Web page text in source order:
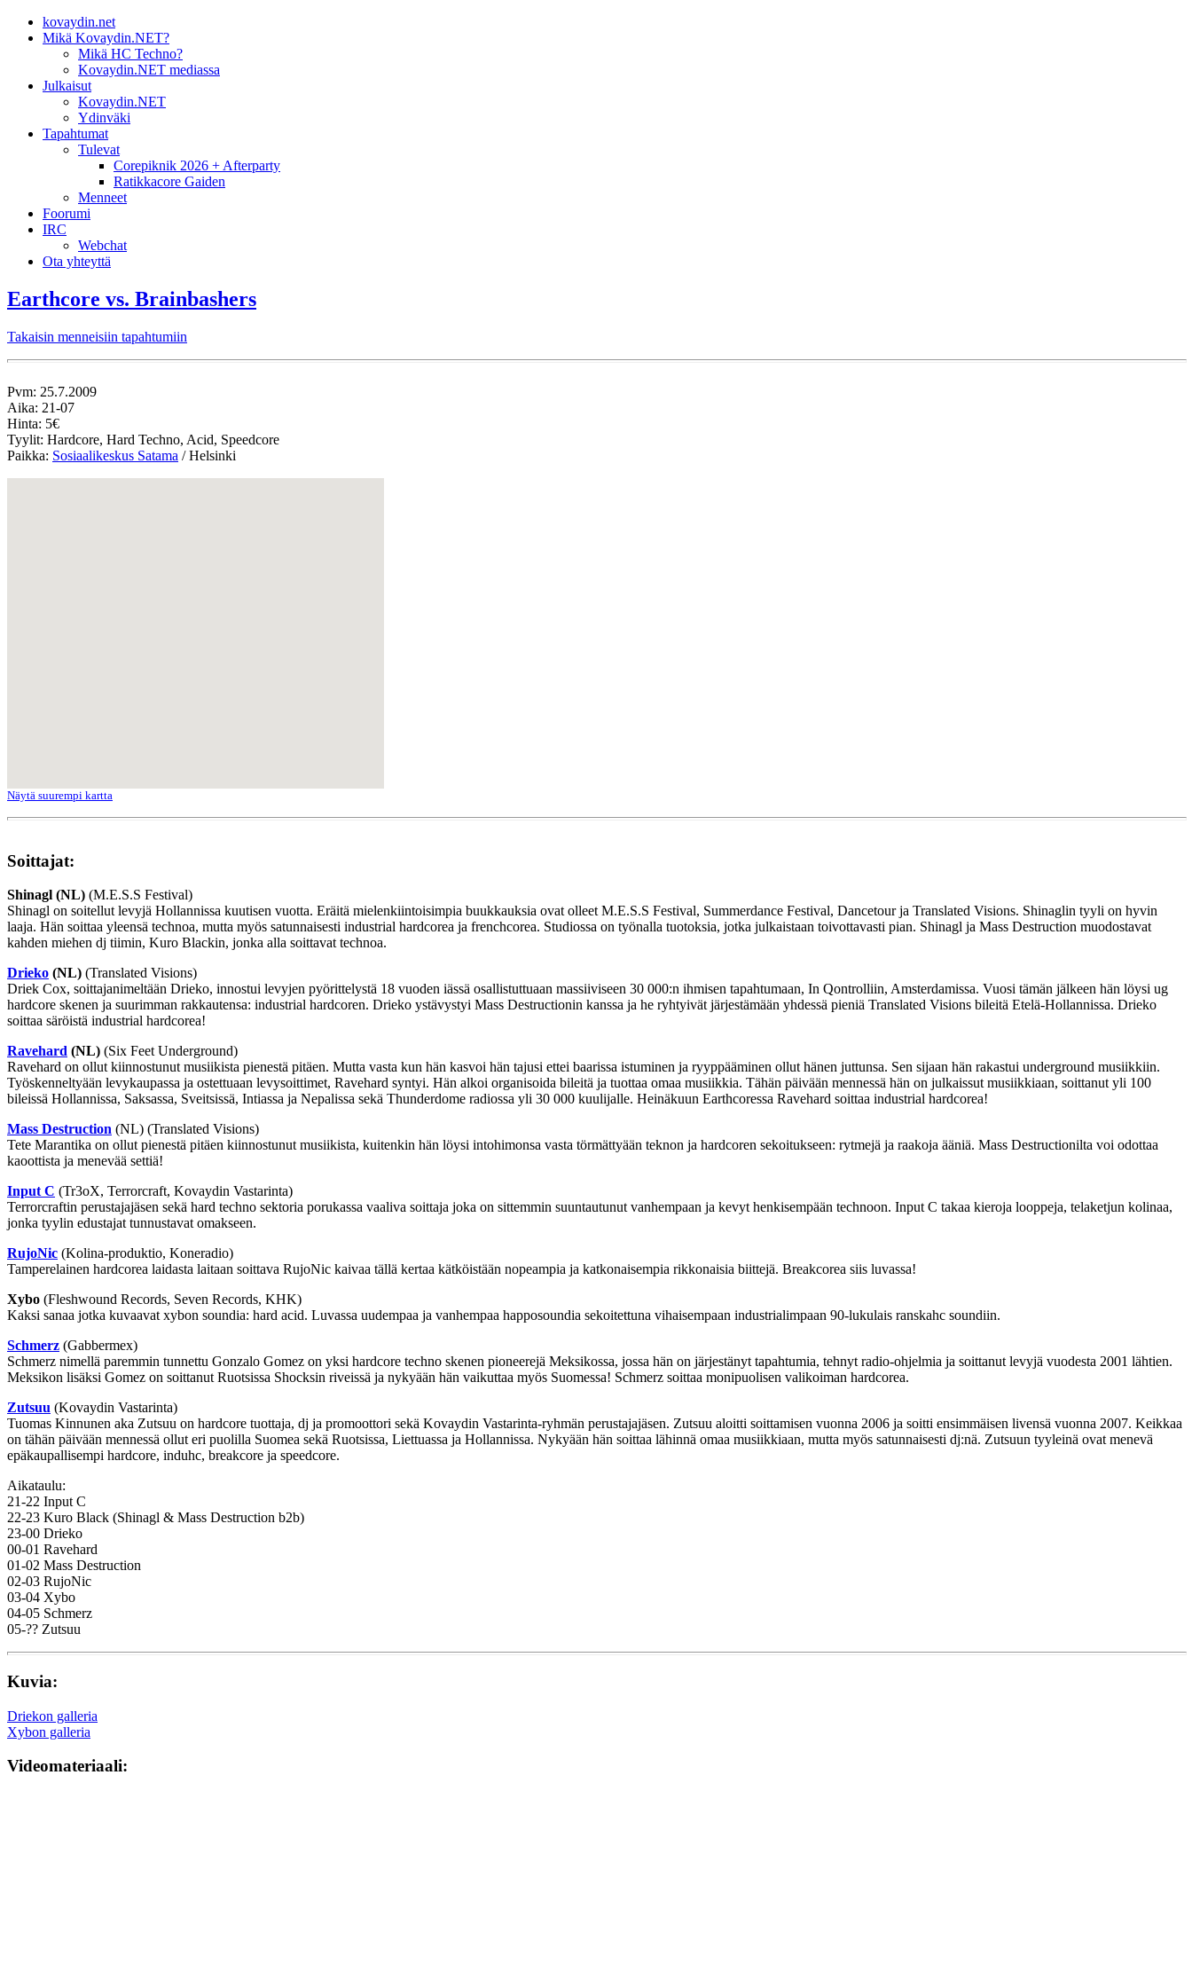
kovaydin.net
Mikä Kovaydin.NET?
Mikä HC Techno?
Kovaydin.NET mediassa
Julkaisut
Kovaydin.NET
Ydinväki
Tapahtumat
Tulevat
Corepiknik 2026 + Afterparty
Ratikkacore Gaiden
Menneet
Foorumi
IRC
Webchat
Ota yhteyttä
Earthcore vs. Brainbashers
Takaisin menneisiin tapahtumiin
Pvm: 25.7.2009
Aika: 21-07
Hinta: 5€
Tyylit: Hardcore, Hard Techno, Acid, Speedcore
Paikka: Sosiaalikeskus Satama / Helsinki
Näytä suurempi kartta
Soittajat:
Shinagl (NL) (M.E.S.S Festival)
Shinagl on soitellut levyjä Hollannissa kuutisen vuotta. Eräitä mielenkiintoisimpia buukkauksia ovat olleet M.E.S.S Festival, Summerdance Festival, Dancetour ja Translated Visions. Shinaglin tyyli on hyvin
laaja. Hän soittaa yleensä technoa, mutta myös satunnaisesti industrial hardcorea ja frenchcorea. Studiossa on työnalla tuotoksia, jotka julkaistaan toivottavasti pian. Shinagl ja Mass Destruction muodostavat
kahden miehen dj tiimin, Kuro Blackin, jonka alla soittavat technoa.
Drieko (NL) (Translated Visions)
Driek Cox, soittajanimeltään Drieko, innostui levyjen pyörittelystä 18 vuoden iässä osallistuttuaan massiiviseen 30 000:n ihmisen tapahtumaan, In Qontrolliin, Amsterdamissa. Vuosi tämän jälkeen hän löysi ug
hardcore skenen ja suurimman rakkautensa: industrial hardcoren. Drieko ystävystyi Mass Destructionin kanssa ja he ryhtyivät järjestämään yhdessä pieniä Translated Visions bileitä Etelä-Hollannissa. Drieko
soittaa säröistä industrial hardcorea!
Ravehard (NL) (Six Feet Underground)
Ravehard on ollut kiinnostunut musiikista pienestä pitäen. Mutta vasta kun hän kasvoi hän tajusi ettei baarissa istuminen ja ryyppääminen ollut hänen juttunsa. Sen sijaan hän rakastui underground musiikkiin.
Työskenneltyään levykaupassa ja ostettuaan levysoittimet, Ravehard syntyi. Hän alkoi organisoida bileitä ja tuottaa omaa musiikkia. Tähän päivään mennessä hän on julkaissut musiikkiaan, soittanut yli 100
bileissä Hollannissa, Saksassa, Sveitsissä, Intiassa ja Nepalissa sekä Thunderdome radiossa yli 30 000 kuulijalle. Heinäkuun Earthcoressa Ravehard soittaa industrial hardcorea!
Mass Destruction (NL) (Translated Visions)
Tete Marantika on ollut pienestä pitäen kiinnostunut musiikista, kuitenkin hän löysi intohimonsa vasta törmättyään teknon ja hardcoren sekoitukseen: rytmejä ja raakoja ääniä. Mass Destructionilta voi odottaa
kaoottista ja menevää settiä!
Input C (Tr3oX, Terrorcraft, Kovaydin Vastarinta)
Terrorcraftin perustajajäsen sekä hard techno sektoria porukassa vaaliva soittaja joka on sittemmin suuntautunut vanhempaan ja kevyt henkisempään technoon. Input C takaa kieroja looppeja, telaketjun kolinaa,
jonka tyylin edustajat tunnustavat omakseen.
RujoNic (Kolina-produktio, Koneradio)
Tamperelainen hardcorea laidasta laitaan soittava RujoNic kaivaa tällä kertaa kätköistään nopeampia ja katkonaisempia rikkonaisia biittejä. Breakcorea siis luvassa!
Xybo (Fleshwound Records, Seven Records, KHK)
Kaksi sanaa jotka kuvaavat xybon soundia: hard acid. Luvassa uudempaa ja vanhempaa happosoundia sekoitettuna vihaisempaan industrialimpaan 90-lukulais ranskahc soundiin.
Schmerz (Gabbermex)
Schmerz nimellä paremmin tunnettu Gonzalo Gomez on yksi hardcore techno skenen pioneerejä Meksikossa, jossa hän on järjestänyt tapahtumia, tehnyt radio-ohjelmia ja soittanut levyjä vuodesta 2001 lähtien.
Meksikon lisäksi Gomez on soittanut Ruotsissa Shocksin riveissä ja nykyään hän vaikuttaa myös Suomessa! Schmerz soittaa monipuolisen valikoiman hardcorea.
Zutsuu (Kovaydin Vastarinta)
Tuomas Kinnunen aka Zutsuu on hardcore tuottaja, dj ja promoottori sekä Kovaydin Vastarinta-ryhmän perustajajäsen. Zutsuu aloitti soittamisen vuonna 2006 ja soitti ensimmäisen livensä vuonna 2007. Keikkaa
on tähän päivään mennessä ollut eri puolilla Suomea sekä Ruotsissa, Liettuassa ja Hollannissa. Nykyään hän soittaa lähinnä omaa musiikkiaan, mutta myös satunnaisesti dj:nä. Zutsuun tyyleinä ovat menevä
epäkaupallisempi hardcore, induhc, breakcore ja speedcore.
Aikataulu:
21-22 Input C
22-23 Kuro Black (Shinagl & Mass Destruction b2b)
23-00 Drieko
00-01 Ravehard
01-02 Mass Destruction
02-03 RujoNic
03-04 Xybo
04-05 Schmerz
05-?? Zutsuu
Kuvia:
Driekon galleria
Xybon galleria
Videomateriaali: